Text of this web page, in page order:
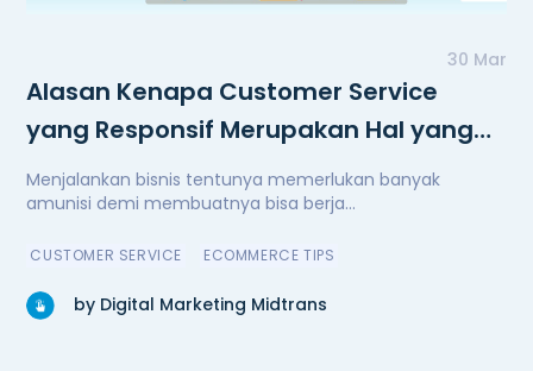
30 Mar
Alasan Kenapa Customer Service
yang Responsif Merupakan Hal yang
Penting
Menjalankan bisnis tentunya memerlukan banyak
amunisi demi membuatnya bisa berja...
CUSTOMER SERVICE ECOMMERCE TIPS
by Digital Marketing Midtrans